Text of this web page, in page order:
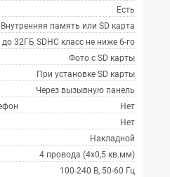
Есть
Внутренняя память или SD карта
32ГБ SDHC класс не ниже 6-го
Фото с SD карты
При установке SD карты
Через вызывную панель
Нет
Нет
Накладной
4 провода (4х0,5 кв.мм)
100-240 В, 50-60 Гц